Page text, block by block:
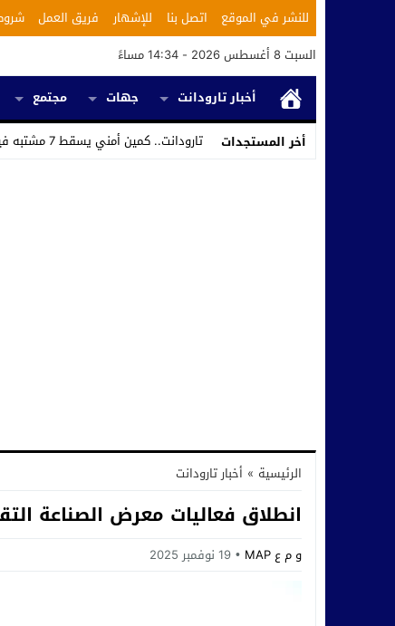
للنشر في الموقع اتصل بنا للإشهار فريق العمل
السبت 8 أغسطس 2026 - 14:34 مساءً
أخبار تارودانت
جهات مجتمع
أخر المستجدات
تارودانت.. كمين أمني يسقط 7 مشتبه فيهم ويكشف استغلال محل للحلاقة في ترويج _
الرئيسية » أخبار تارودانت
انطلاق فعاليات معرض الصناعة
و م ع MAP 19 نوفمبر 2025